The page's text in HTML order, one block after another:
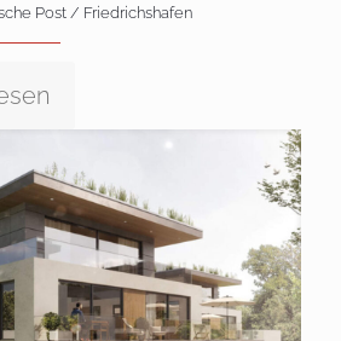
Post / Friedrichshafen